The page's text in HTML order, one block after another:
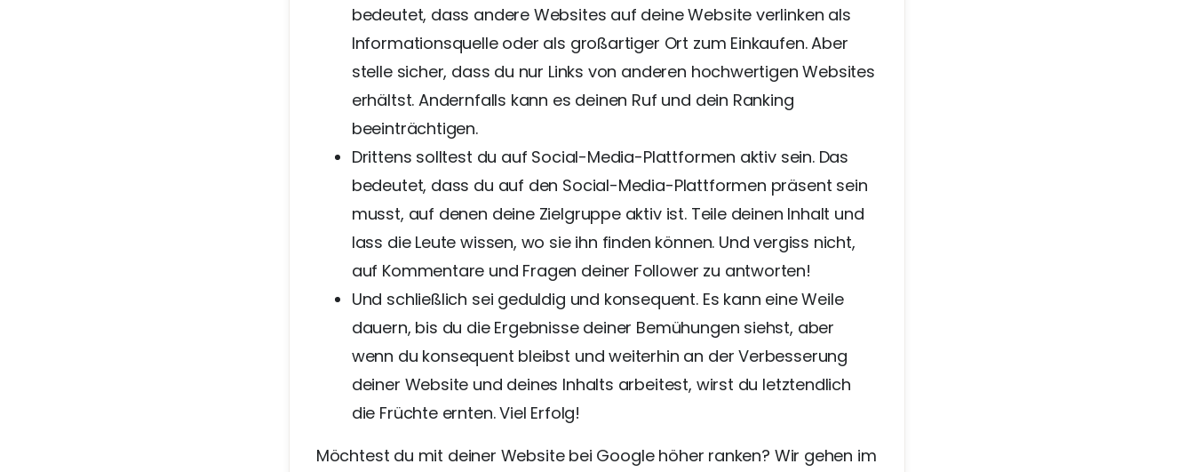
bedeutet, dass andere Websites auf deine Website verlinken als
Informationsquelle oder als großartiger Ort zum Einkaufen. Aber
stelle sicher, dass du nur Links von anderen hochwertigen Websites
erhältst. Andernfalls kann es deinen Ruf und dein Ranking
beeinträchtigen.
Drittens solltest du auf Social-Media-Plattformen aktiv sein. Das
bedeutet, dass du auf den Social-Media-Plattformen präsent sein
musst, auf denen deine Zielgruppe aktiv ist. Teile deinen Inhalt und
lass die Leute wissen, wo sie ihn finden können. Und vergiss nicht,
auf Kommentare und Fragen deiner Follower zu antworten!
Und schließlich sei geduldig und konsequent. Es kann eine Weile
dauern, bis du die Ergebnisse deiner Bemühungen siehst, aber
wenn du konsequent bleibst und weiterhin an der Verbesserung
deiner Website und deines Inhalts arbeitest, wirst du letztendlich
die Früchte ernten. Viel Erfolg!
Möchtest du mit deiner Website bei Google höher ranken? Wir gehen im